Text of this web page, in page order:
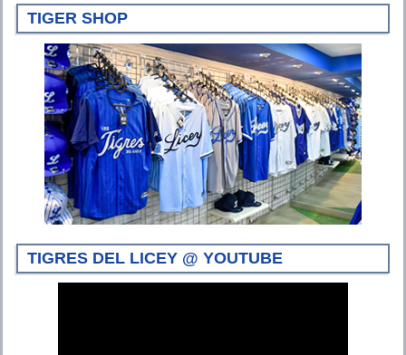
TIGER SHOP
TIGRES DEL LICEY @ YOUTUBE